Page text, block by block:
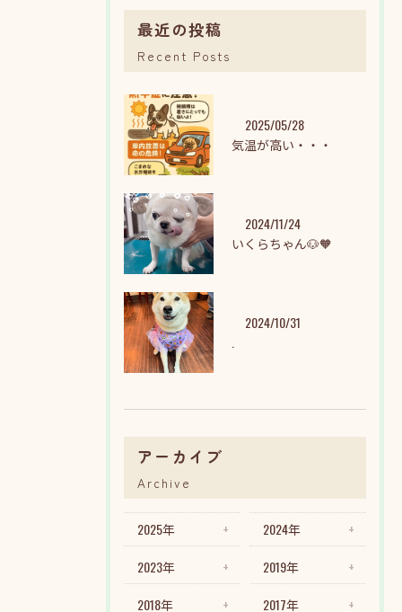
最近の投稿
Recent Posts
2025/05/28
気温が高い・・・
2024/11/24
いくらちゃん🐶🧡
2024/10/31
アーカイブ
Archive
2025年
2024年
2023年
2019年
2018年
2017年